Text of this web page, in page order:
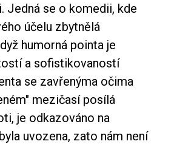
se o komedii, kde
účelu zbytnělá
humorná pointa je
a sofistikovaností
se zavřenýma očima
mezičasí posílá
je odkazováno na
uvozena, zato nám není